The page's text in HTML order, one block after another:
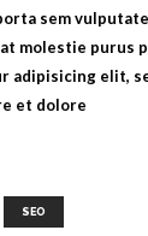
sem
molestie purus
adipisicing elit,
et dolore
SEO